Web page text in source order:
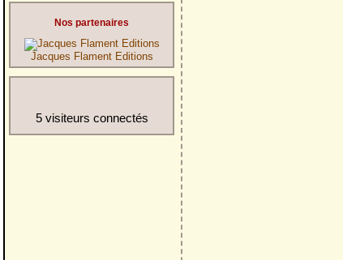
Nos partenaires
Jacques Flament Editions
5 visiteurs connectés